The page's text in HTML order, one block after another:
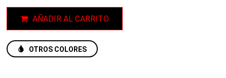
AÑADIR AL CARRITO
OTROS COLORES